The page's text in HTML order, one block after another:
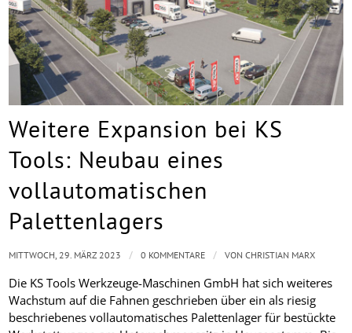
Weitere Expansion bei KS
Tools: Neubau eines
vollautomatischen
Palettenlagers
Die KS Tools Werkzeuge-Maschinen GmbH hat sich weiteres
Wachstum auf die Fahnen geschrieben über ein als riesig
beschriebenes vollautomatisches Palettenlager für bestückte
MITTWOCH, 29. MÄRZ 2023 / 0 KOMMENTARE / VONCHRISTIAN MARX